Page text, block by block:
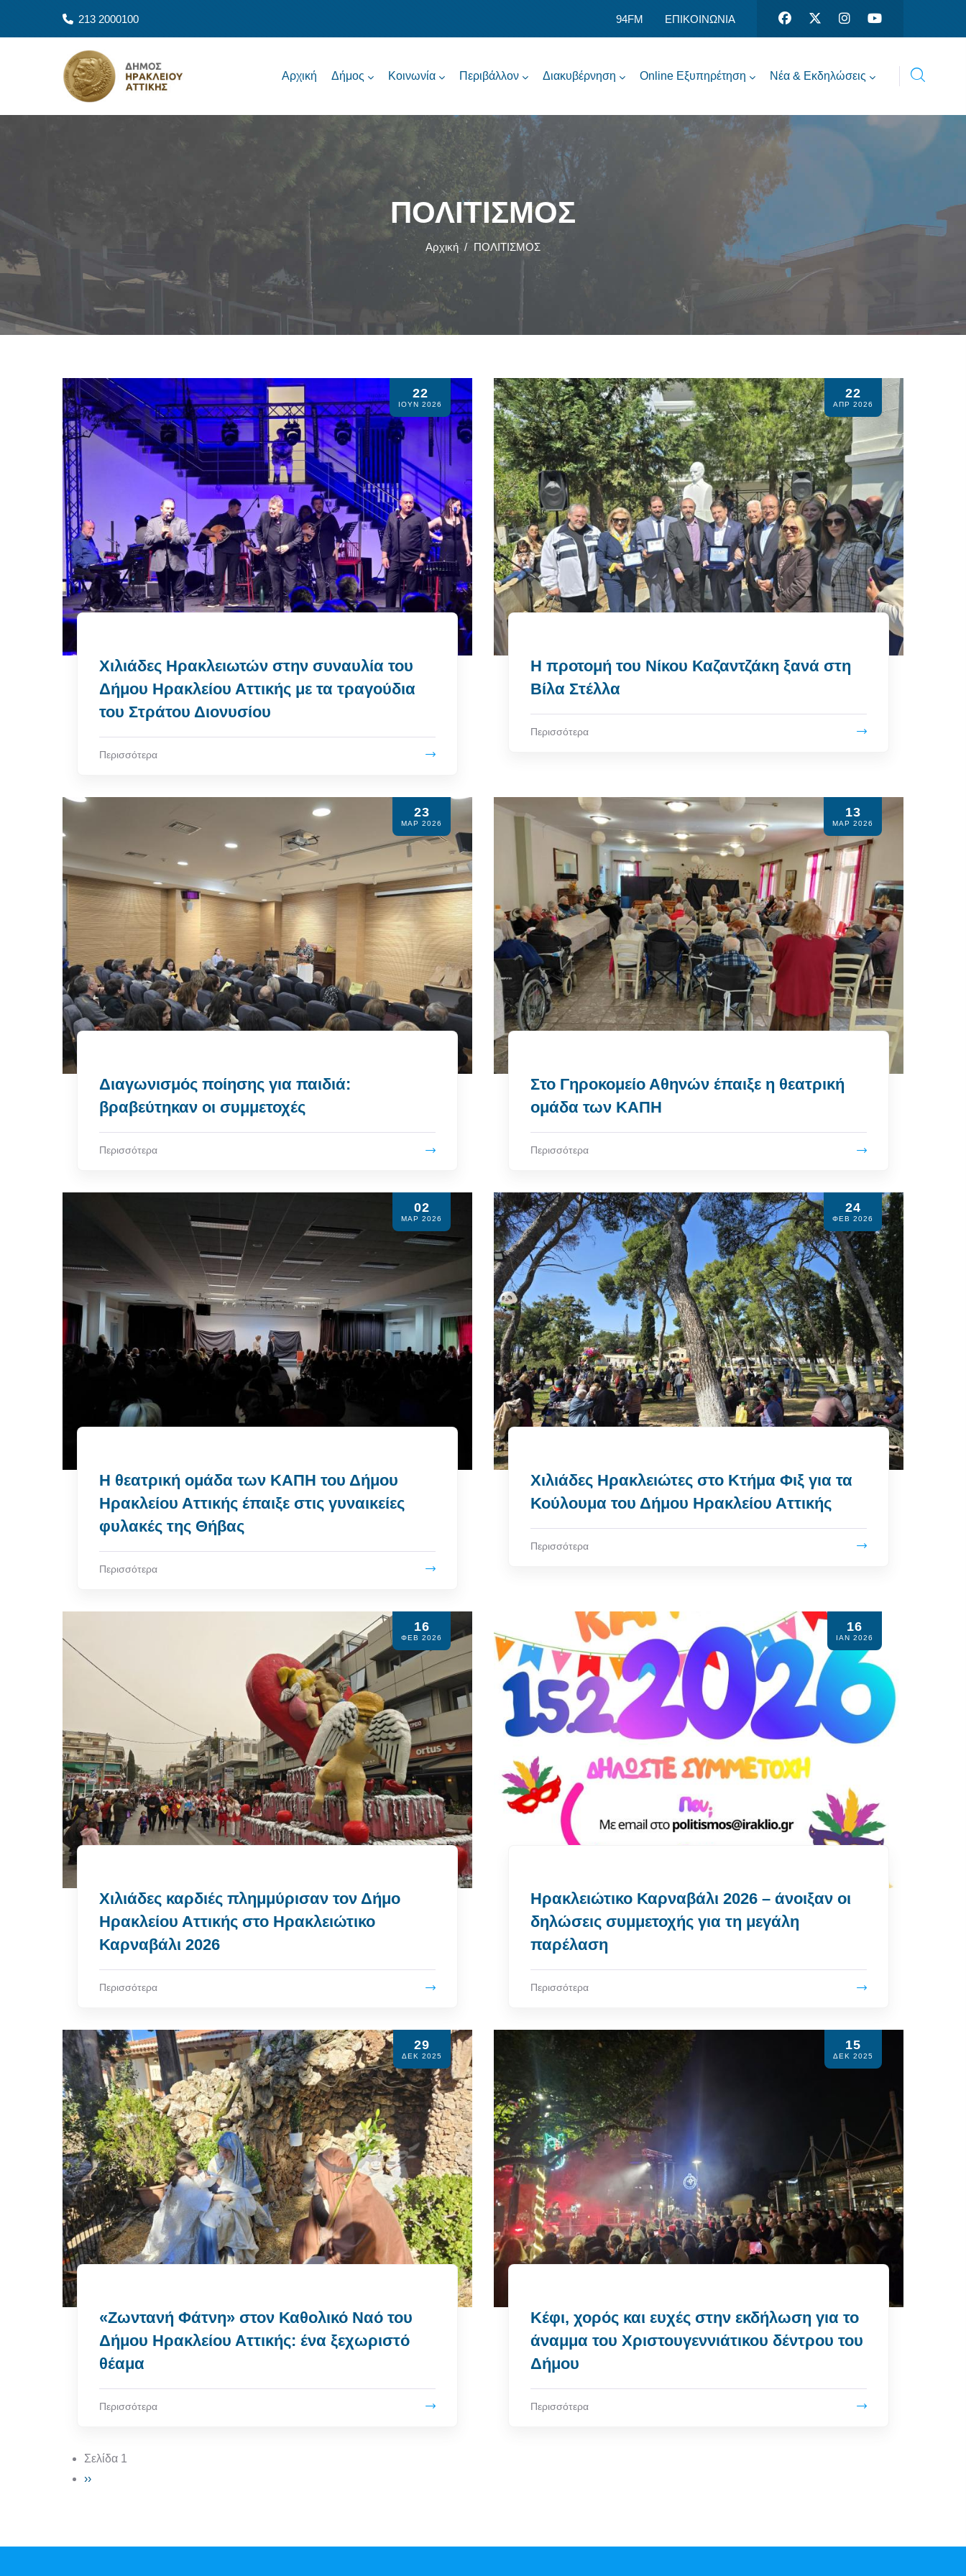
213 2000100 94FM ΕΠΙΚΟΙΝΩΝΙΑ
Αρχική Δήμος Κοινωνία Περιβάλλον Διακυβέρνηση Online Εξυπηρέτηση Νέα & Εκδηλώσεις
ΠΟΛΙΤΙΣΜΟΣ
Αρχική / ΠΟΛΙΤΙΣΜΟΣ
22
ΙΟΥΝ 2026
Χιλιάδες Ηρακλειωτών στην συναυλία του
Δήμου Ηρακλείου Αττικής με τα τραγούδια
του Στράτου Διονυσίου
Περισσότερα
22
ΑΠΡ 2026
Η προτομή του Νίκου Καζαντζάκη ξανά στη
Βίλα Στέλλα
Περισσότερα
23
ΜΑΡ 2026
Διαγωνισμός ποίησης για παιδιά:
βραβεύτηκαν οι συμμετοχές
Περισσότερα
13
ΜΑΡ 2026
Στο Γηροκομείο Αθηνών έπαιξε η θεατρική
ομάδα των ΚΑΠΗ
Περισσότερα
02
ΜΑΡ 2026
Η θεατρική ομάδα των ΚΑΠΗ του Δήμου
Ηρακλείου Αττικής έπαιξε στις γυναικείες
φυλακές της Θήβας
Περισσότερα
24
ΦΕΒ 2026
Χιλιάδες Ηρακλειώτες στο Κτήμα Φιξ για τα
Κούλουμα του Δήμου Ηρακλείου Αττικής
Περισσότερα
16
ΦΕΒ 2026
Χιλιάδες καρδιές πλημμύρισαν τον Δήμο
Ηρακλείου Αττικής στο Ηρακλειώτικο
Καρναβάλι 2026
Περισσότερα
16
ΙΑΝ 2026
Ηρακλειώτικο Καρναβάλι 2026 – άνοιξαν οι
δηλώσεις συμμετοχής για τη μεγάλη
παρέλαση
Περισσότερα
29
ΔΕΚ 2025
«Ζωντανή Φάτνη» στον Καθολικό Ναό του
Δήμου Ηρακλείου Αττικής: ένα ξεχωριστό
θέαμα
Περισσότερα
15
ΔΕΚ 2025
Κέφι, χορός και ευχές στην εκδήλωση για το
άναμμα του Χριστουγεννιάτικου δέντρου του
Δήμου
Περισσότερα
Σελιδοποίηση
Σελίδα 1
Next page
››